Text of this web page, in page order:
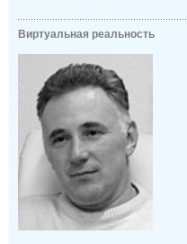
Виртуальная реальность